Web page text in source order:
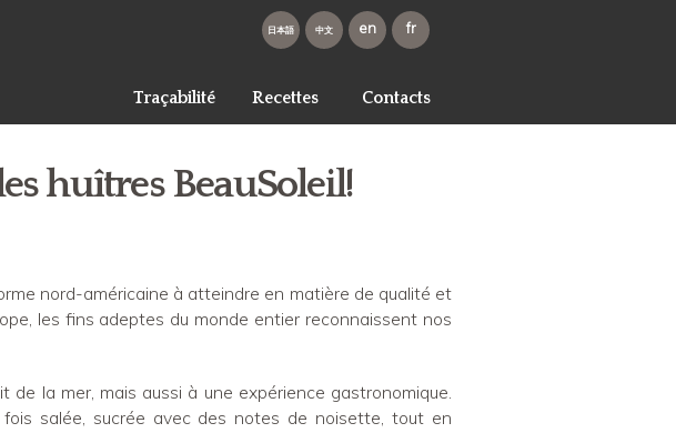
fr
en
hans
Traçabilité Recettes Contacts
huîtres BeauSoleil!
nord-américaine à atteindre en matière de qualité et
les fins adeptes du monde entier reconnaissent nos
la mer, mais aussi à une expérience gastronomique.
salée, sucrée avec des notes de noisette, tout en